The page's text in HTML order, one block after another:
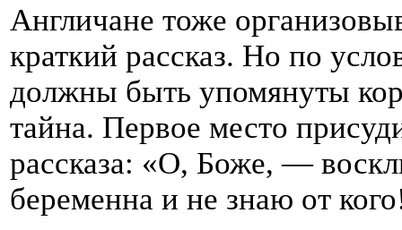
Англичане тоже
краткий рассказ. Но по
должны быть упомянуты
тайна. Первое место
рассказа: «О, Боже, —
беременна и не знаю от